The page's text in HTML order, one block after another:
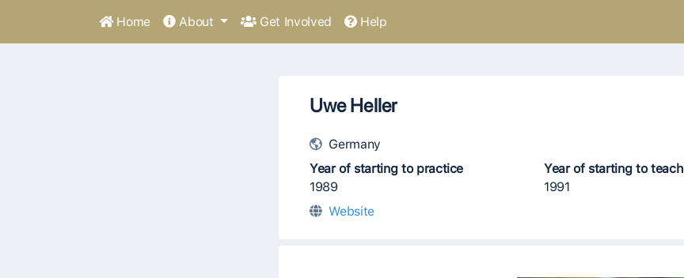
Home About Get Involved Help
Uwe Heller
Germany
Year of starting to practice
1989
Year of starting to teach
1991
Website